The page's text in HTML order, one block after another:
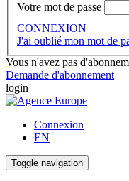
Votre mot de passe
CONNEXION
J'ai oublié mon mot de
Vous n'avez pas
Demande d'abonnement
login
Connexion
EN
Toggle navigation